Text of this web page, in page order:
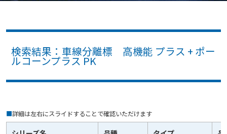
検索結果：車線分離標 高機能 プラス + ポー
ルコーンプラス PK
■詳細は左右にスライドすることで確認いただけます